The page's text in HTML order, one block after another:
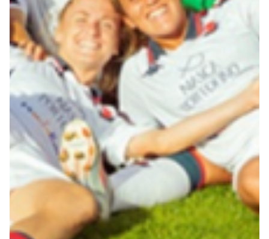
Summer Sale
Mare
Accessori
Party
Outlet
Helan x Genoa
Gift Card Online Store